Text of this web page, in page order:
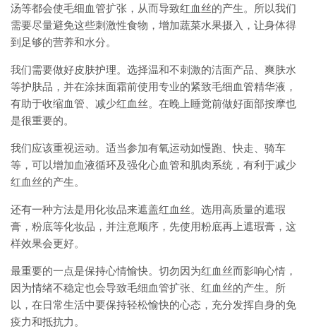
汤等都会使毛细血管扩张，从而导致红血丝的产生。所以我们
需要尽量避免这些刺激性食物，增加蔬菜水果摄入，让身体得
到足够的营养和水分。
我们需要做好皮肤护理。选择温和不刺激的洁面产品、爽肤水
等护肤品，并在涂抹面霜前使用专业的紧致毛细血管精华液，
有助于收缩血管、减少红血丝。在晚上睡觉前做好面部按摩也
是很重要的。
我们应该重视运动。适当参加有氧运动如慢跑、快走、骑车
等，可以增加血液循环及强化心血管和肌肉系统，有利于减少
红血丝的产生。
还有一种方法是用化妆品来遮盖红血丝。选用高质量的遮瑕
膏，粉底等化妆品，并注意顺序，先使用粉底再上遮瑕膏，这
样效果会更好。
最重要的一点是保持心情愉快。切勿因为红血丝而影响心情，
因为情绪不稳定也会导致毛细血管扩张、红血丝的产生。所
以，在日常生活中要保持轻松愉快的心态，充分发挥自身的免
疫力和抵抗力。